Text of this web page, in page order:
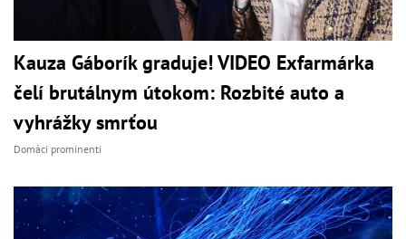
Kauza Gáborík graduje! VIDEO Exfarmárka
čelí brutálnym útokom: Rozbité auto a
vyhrážky smrťou
Domáci prominenti